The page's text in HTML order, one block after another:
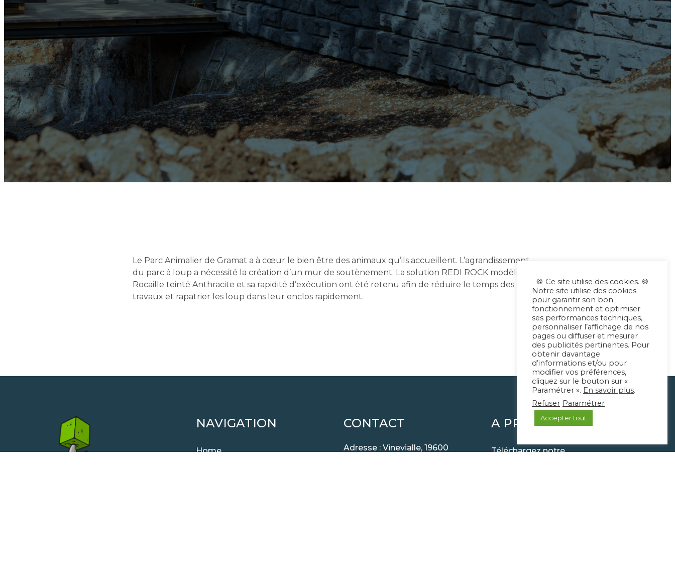
Le Parc Animalier de Gramat a à cœur le bien être des animaux qu’ils accueillent. L’agrandissement
du parc à loup a nécessité la création d’un mur de soutènement. La solution REDI ROCK modèle
Rocaille teinté Anthracite et sa rapidité d’exécution ont été retenu afin de réduire le temps des
travaux et rapatrier les loup dans leur enclos rapidement.
NAVIGATION
Home
CONTACT
Adresse : Vinevialle, 19600
A PROPOS
Téléchargez notre
🍪 Ce site utilise des cookies. 🍪
Notre site utilise des cookies
pour garantir son bon
fonctionnement et optimiser
ses performances techniques,
personnaliser l’affichage de nos
pages ou diffuser et mesurer
des publicités pertinentes. Pour
obtenir davantage
d’informations et/ou pour
modifier vos préférences,
cliquez sur le bouton sur «
Paramétrer ». En savoir plus.
Refuser Paramétrer
Accepter tout